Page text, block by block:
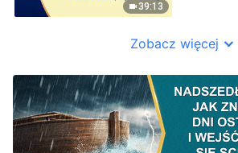
39:13
Zobacz więcej